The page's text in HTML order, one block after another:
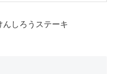
しろうステーキ